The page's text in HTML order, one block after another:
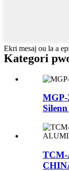
Ekri mesaj ou la a
Kategori
TCM-